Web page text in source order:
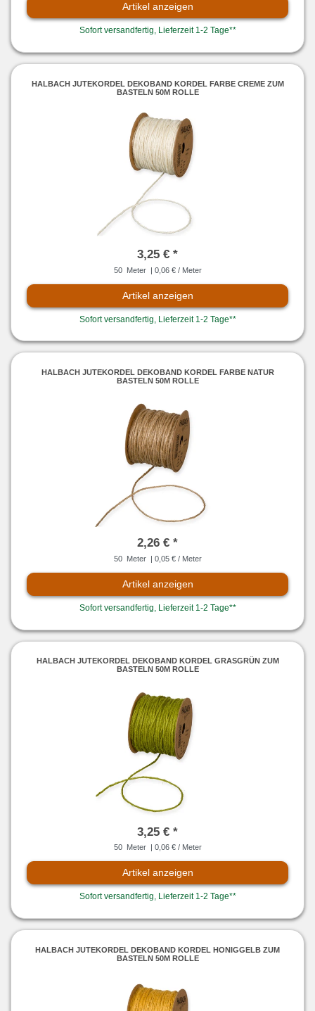
Artikel anzeigen
Sofort versandfertig, Lieferzeit 1-2 Tage**
HALBACH JUTEKORDEL DEKOBAND KORDEL FARBE CREME ZUM
BASTELN 50M ROLLE
3,25 € *
50 Meter | 0,06 € / Meter
Artikel anzeigen
Sofort versandfertig, Lieferzeit 1-2 Tage**
HALBACH JUTEKORDEL DEKOBAND KORDEL FARBE NATUR
BASTELN 50M ROLLE
2,26 € *
50 Meter | 0,05 € / Meter
Artikel anzeigen
Sofort versandfertig, Lieferzeit 1-2 Tage**
HALBACH JUTEKORDEL DEKOBAND KORDEL GRASGRÜN ZUM
BASTELN 50M ROLLE
3,25 € *
50 Meter | 0,06 € / Meter
Artikel anzeigen
Sofort versandfertig, Lieferzeit 1-2 Tage**
HALBACH JUTEKORDEL DEKOBAND KORDEL HONIGGELB ZUM
BASTELN 50M ROLLE